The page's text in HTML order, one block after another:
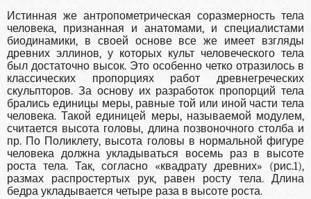
Истинная же антропометрическая соразмерность тела
человека, признанная и анатомами, и специалистами
биодинамики, в своей основе все же имеет взгляды
древних эллинов, у которых культ человеческого тела
был достаточно высок. Это особенно четко отразилось в
классических пропорциях работ древнегреческих
скульпторов. За основу их разработок пропорций тела
брались единицы меры, равные той или иной части тела
человека. Такой единицей меры, называемой модулем,
считается высота головы, длина позвоночного столба и
пр. По Поликлету, высота головы в нормальной фигуре
человека должна укладываться восемь раз в высоте
роста тела. Так, согласно «квадрату древних» (рис.1),
размах распростертых рук, равен росту тела. Длина
бедра укладывается четыре раза в высоте роста.